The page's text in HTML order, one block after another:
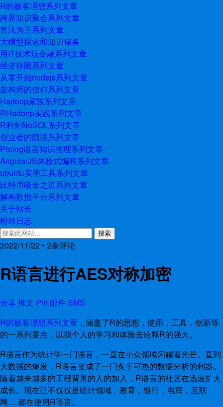
R的极客理想系列文章
跨界知识聚会系列文章
算法为王系列文章
大模型探索和知识储备
用IT技术玩金融系列文章
经济拼图系列文章
从零开始nodejs系列文章
架构师的信仰系列文章
Hadoop家族系列文章
RHadoop实践系列文章
R利剑NoSQL系列文章
创业者的囧境系列文章
Prolog语言知识推理系列文章
AngularJS体验式编程系列文章
ubuntu实用工具系列文章
比特币吸金之道系列文章
解构数据平台系列文章
关于站长
粉丝日志
2022/11/22 • 2条评论
R语言进行AES对称加密
分享推文 Pin 邮件 SMS
R的极客理想系列文章 ，涵盖了R的思想，使用，工具，创新等
的一系列要点，以我个人的学习和体验去诠释R的强大。
R语言作为统计学一门语言，一直在小众领域闪耀着光芒。直到
大数据的爆发，R语言变成了一门炙手可热的数据分析的利器。
随着越来越多的工程背景的人的加入，R语言的社区在迅速扩大
成长。现在已不仅仅是统计领域，教育，银行，电商，互联
网….都在使用R语言。